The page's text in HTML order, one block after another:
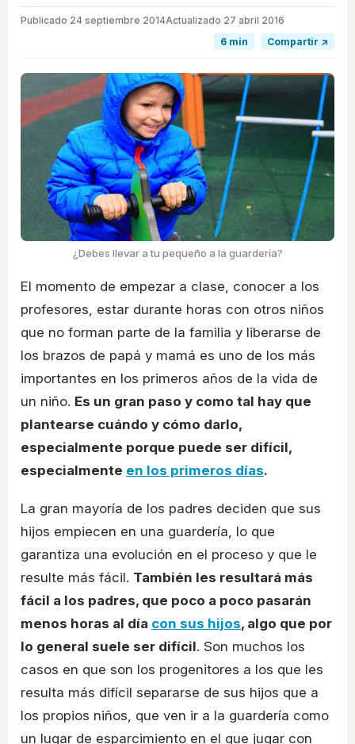
Publicado 24 septiembre 2014Actualizado 27 abril 2016
6 min
Compartir ↗
¿Debes llevar a tu pequeño a la guardería?
El momento de empezar a clase, conocer a los
profesores, estar durante horas con otros niños
que no forman parte de la familia y liberarse de
los brazos de papá y mamá es uno de los más
importantes en los primeros años de la vida de
un niño. Es un gran paso y como tal hay que
plantearse cuándo y cómo darlo,
especialmente porque puede ser difícil,
especialmente en los primeros días.
La gran mayoría de los padres deciden que sus
hijos empiecen en una guardería, lo que
garantiza una evolución en el proceso y que le
resulte más fácil. También les resultará más
fácil a los padres, que poco a poco pasarán
menos horas al día con sus hijos, algo que por
lo general suele ser difícil. Son muchos los
casos en que son los progenitores a los que les
resulta más difícil separarse de sus hijos que a
los propios niños, que ven ir a la guardería como
un lugar de esparcimiento en el que jugar con